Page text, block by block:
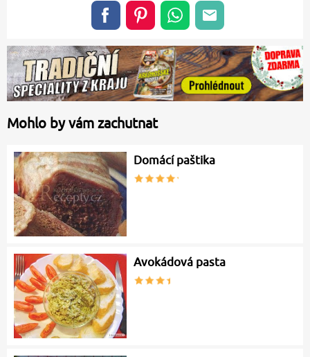
Mohlo by vám zachutnat
Domácí paštika
Avokádová pasta